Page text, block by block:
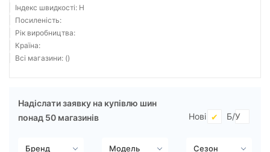
Індекс швидкості: H
Посиленість:
Рік виробництва:
Країна:
Всі магазини: ()
Надіслати заявку на купівлю шин
понад 50 магазинів
Нові Б/У
Скинути